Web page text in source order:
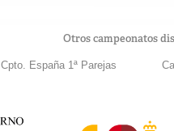
Otros campeonatos
Cpto. España 1ª Parejas